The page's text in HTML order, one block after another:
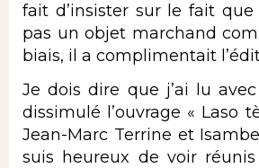
fait d’insister sur le fait que
pas un objet marchand
biais, il a complimentait
Je dois dire que j’ai lu
dissimulé l’ouvrage « Laso
Jean-Marc Terrine et
suis heureux de voir